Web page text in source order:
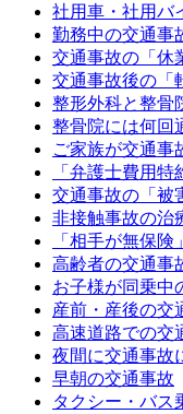
社用車・社用バ
勤務中の交通事
交通事故の「休
交通事故後の「
整形外科と整骨
整骨院には何回
ご家族が交通事
「弁護士費用特
交通事故の「被
非接触事故の治
「相手が無保
高齢者の交通事
お子様が同乗中
産前・産後の交
高速道路での交
夜間に交通事故
早朝の交通事故
タクシー・バス